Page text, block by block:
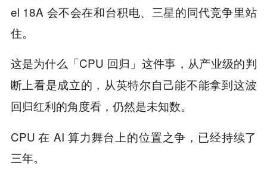
el 18A 会不会在和台积电、三星的同代竞争里站
住。
这是为什么「CPU 回归」这件事， 从产业级的判
断上看是成立的，从英特尔自己能不能拿到这波
回归红利的角度看，仍然是未知数。
CPU 在 AI 算力舞台上的位置之争，已经持续了
三年。